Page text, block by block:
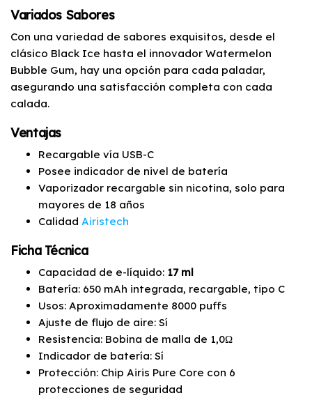
Variados Sabores
Con una variedad de sabores exquisitos, desde el
clásico Black Ice hasta el innovador Watermelon
Bubble Gum, hay una opción para cada paladar,
asegurando una satisfacción completa con cada
calada.
Ventajas
Recargable vía USB-C
Posee indicador de nivel de batería
Vaporizador recargable sin nicotina, solo para
mayores de 18 años
Calidad Airistech
Ficha Técnica
Capacidad de e-líquido: 17 ml
Batería: 650 mAh integrada, recargable, tipo C
Usos: Aproximadamente 8000 puffs
Ajuste de flujo de aire: Sí
Resistencia: Bobina de malla de 1,0Ω
Indicador de batería: Sí
Protección: Chip Airis Pure Core con 6
protecciones de seguridad